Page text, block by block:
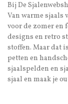
Bij De
Van warme sjaals
voor de zomer en
designs en retro
stoffen. Maar dat
petten en
sjaalspelden en
sjaal en maak je